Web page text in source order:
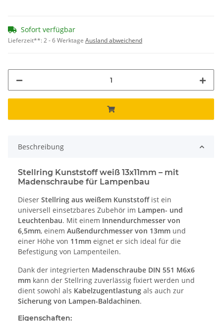
Sofort verfügbar
Lieferzeit**:2 - 6 Werktage Ausland abweichend
Beschreibung
Stellring Kunststoff weiß 13x11mm – mit
Madenschraube für Lampenbau
Dieser Stellring aus weißem Kunststoffist ein
universell einsetzbares Zubehör im Lampen- und
Leuchtenbau. Mit einem Innendurchmesser von
6,5mm, einem Außendurchmesser von 13mm und
einer Höhe von 11mm eignet er sich ideal für die
Befestigung von Lampenteilen.
Dank der integrierten Madenschraube DIN 551 M6x6
mm kann der Stellring zuverlässig fixiert werden und
dient sowohl als Kabelzugentlastung als auch zur
Sicherung von Lampen-Baldachinen.
Eigenschaften: